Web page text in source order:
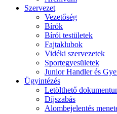
Szervezet
Vezetőség
Bírók
Bírói testületek
Fajtaklubok
Vidéki szervezetek
Sportegyesületek
Junior Handler és
Ügyintézés
Letölthető
Díjszabás
Alombejelentés